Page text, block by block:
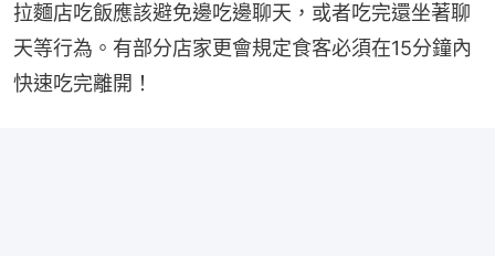
拉麵店吃飯應該避免邊吃邊聊天，或者吃完還坐著聊
天等行為。有部分店家更會規定食客必須在15分鐘內
快速吃完離開！